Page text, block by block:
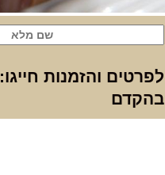
לפרטים והזמנות חייגו:
בהקדם